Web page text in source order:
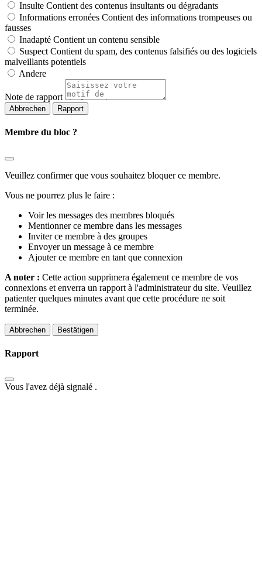
Insulte Contient des contenus insultants ou dégradants
Informations erronées Contient des informations trompeuses ou
fausses
Inadapté Contient un contenu sensible
Suspect Contient du spam, des contenus falsifiés ou des logiciels
malveillants potentiels
Andere
Note de rapport
Rapport
Membre du bloc ?
Veuillez confirmer que vous souhaitez bloquer ce membre.
Vous ne pourrez plus le faire :
Voir les messages des membres bloqués
Mentionner ce membre dans les messages
Inviter ce membre à des groupes
Envoyer un message à ce membre
Ajouter ce membre en tant que connexion
A noter : Cette action supprimera également ce membre de vos
connexions et enverra un rapport à l'administrateur du site. Veuillez
patienter quelques minutes avant que cette procédure ne soit
terminée.
Bestätigen
Rapport
Vous l'avez déjà signalé .